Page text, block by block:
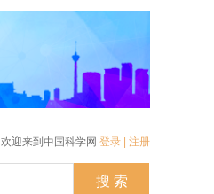
欢迎来到中国科学网 登录 注册